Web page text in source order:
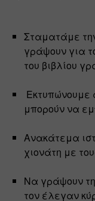
Σταματάμε
γράψουν για
του βιβλίου
Εκτυπώνουμε
μπορούν να
Ανακάτεμα
χιονάτη με
Να γράψουν
τον έλεγαν